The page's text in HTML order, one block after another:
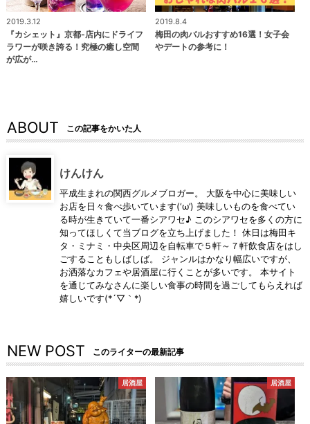
2019.3.12
『カシェット』京都-店内にドライフ
ラワーが咲き誇る！究極の癒し空間
が広が…
2019.8.4
梅田の肉バルおすすめ16選！女子会
やデートの参考に！
ABOUT この記事をかいた人
けんけん
平成生まれの関西グルメブロガー。 大阪を中心に美味しい
お店を日々食べ歩いています(‘ω’) 美味しいものを食べてい
る時が生きていて一番シアワセ♪ このシアワセを多くの方に
知ってほしくて当ブログを立ち上げました！ 休日は梅田キ
タ・ミナミ・中央区周辺を自転車で５軒～７軒飲食店をはし
ごすることもしばしば。 ジャンルはかなり幅広いですが、
お洒落なカフェや居酒屋に行くことが多いです。 本サイト
を通じてみなさんに楽しい食事の時間を過ごしてもらえれば
嬉しいです(*´▽｀*)
NEW POST このライターの最新記事
居酒屋 居酒屋